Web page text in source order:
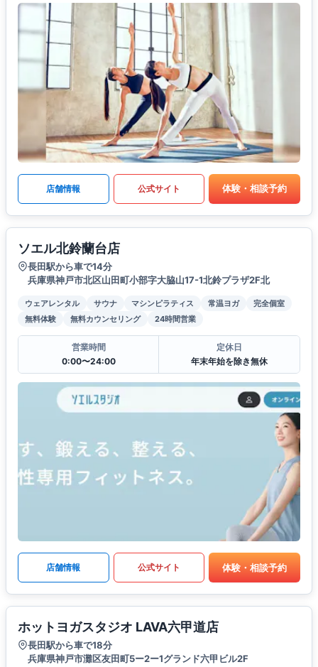
店舗情報 公式サイト 体験・相談予約
ソエル北鈴蘭台店
長田駅から車で14分
兵庫県神戸市北区山田町小部字大脇山17-1北鈴プラザ2F北
ウェアレンタル サウナ マシンピラティス 常温ヨガ
完全個室
無料体験
無料カウンセリング 24時間営業
営業時間
0:00〜24:00
定休日
年末年始を除き無休
店舗情報 公式サイト 体験・相談予約
ホットヨガスタジオ LAVA六甲道店
長田駅から車で18分
兵庫県神戸市灘区友田町5ー2ー1グランド六甲ビル2F